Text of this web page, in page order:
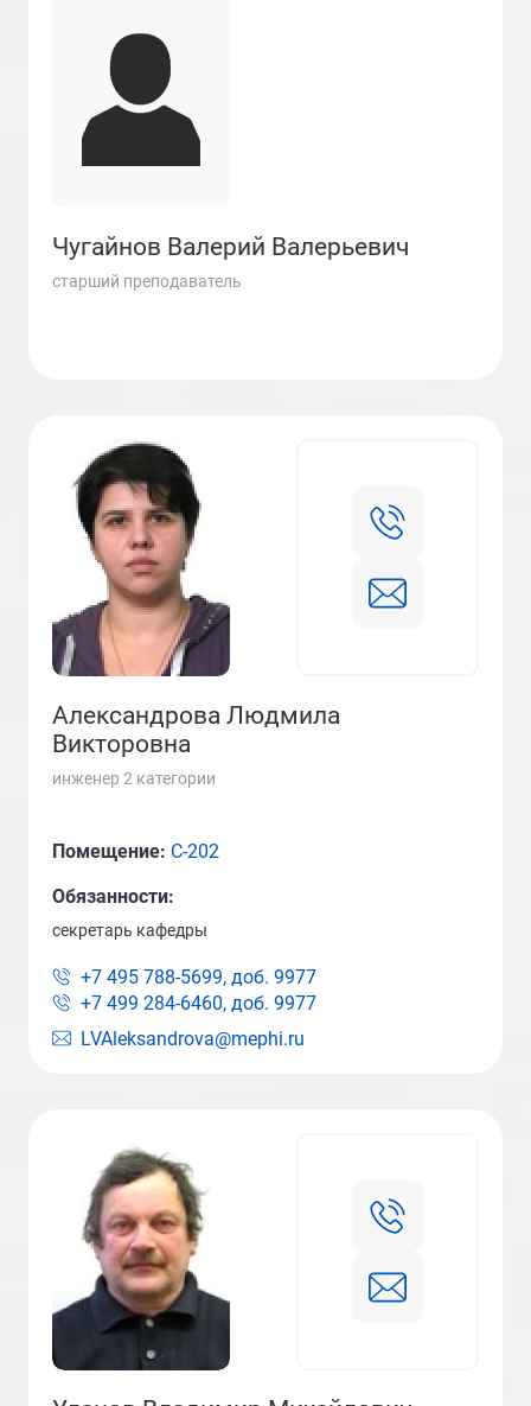
Чугайнов Валерий Валерьевич
старший преподаватель
Александрова Людмила
Викторовна
инженер 2 категории
LVAleksandrova@mephi.ru
Помещение: С-202
Обязанности:
секретарь кафедры
+7 495 788-5699, доб. 9977
+7 499 284-6460, доб. 9977